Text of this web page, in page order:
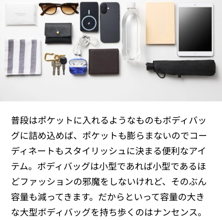
普段はポケットに入れるようなものもボディバッ
グに詰め込めば、ポケットも膨らまないのでコー
ディネートもスタイリッシュに決まる便利なアイ
テム。ボディバッグは小型であれば小型であるほ
どファッションの邪魔をしないけれど、そのぶん
容量も減ってきます。だからといって容量の大き
な大型ボディバッグを持ち歩くのはナンセンス。